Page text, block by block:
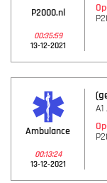
P2000.nl
00:35:59
13-12-2021
Ambulance
00:13:24
13-12-2021